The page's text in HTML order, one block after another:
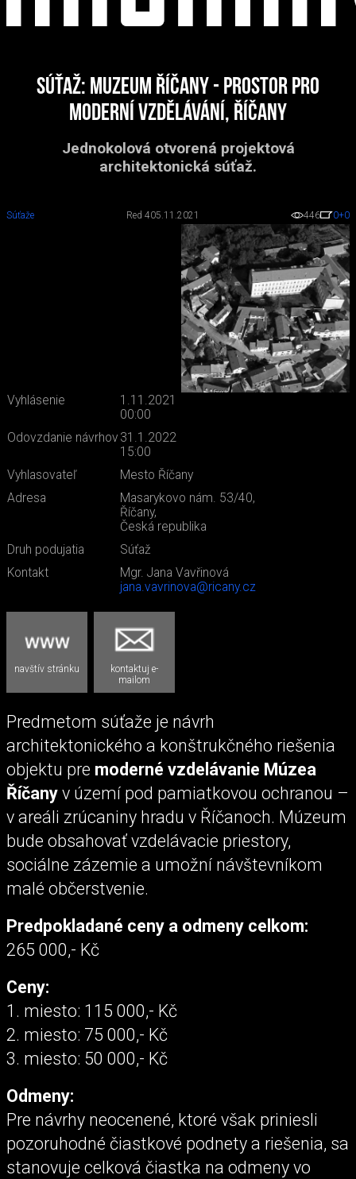
Súťaž: Muzeum Říčany - Prostor pro
moderní vzdělávání, Říčany
Jednokolová otvorená projektová
architektonická súťaž.
Súťaže Red 405.11.2021 446 0+0
Vyhlásenie
1.11.2021
00:00
Odovzdanie návrhov 31.1.2022
15:00
Vyhlasovateľ
Mesto Říčany
Adresa
Masarykovo nám. 53/40,
Říčany,
Česká republika
Druh podujatia
Súťaž
Kontakt
Mgr. Jana Vavřinová
jana.vavrinova@ricany.cz
navštív stránku
kontaktuj e-
mailom
Predmetom súťaže je návrh
architektonického a konštrukčného riešenia
objektu pre moderné vzdelávanie Múzea
Říčany v území pod pamiatkovou ochranou –
v areáli zrúcaniny hradu v Říčanoch. Múzeum
bude obsahovať vzdelávacie priestory,
sociálne zázemie a umožní návštevníkom
malé občerstvenie.
Predpokladané ceny a odmeny celkom:
265 000,- Kč
Ceny:
1. miesto: 115 000,- Kč
2. miesto: 75 000,- Kč
3. miesto: 50 000,- Kč
Odmeny:
Pre návrhy neocenené, ktoré však priniesli
pozoruhodné čiastkové podnety a riešenia, sa
stanovuje celková čiastka na odmeny vo